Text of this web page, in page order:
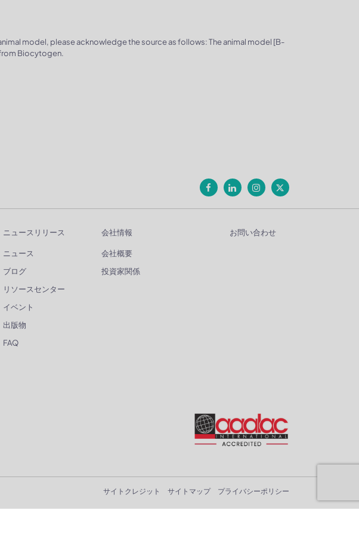
model, please acknowledge the source as follows: The animal model [B-
from Biocytogen.
ニュースリリース
ニュース
ブログ
リソースセンター
イベント
出版物
FAQ
会社情報
会社概要
投資家関係
お問い合わせ
サイトクレジット サイトマップ プライバシーポリシー